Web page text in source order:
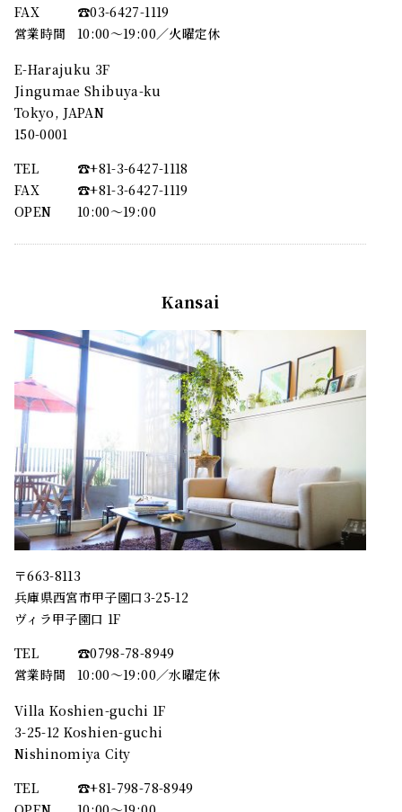
FAX
☎︎03-6427-1119
営業時間
10:00～19:00／火曜定休
E-Harajuku 3F
Jingumae Shibuya-ku
Tokyo, JAPAN
150-0001
TEL
☎︎+81-3-6427-1118
FAX
☎︎+81-3-6427-1119
OPEN
10:00〜19:00
Kansai
〒663-8113
兵庫県西宮市甲子園口3-25-12
ヴィラ甲子園口 1F
TEL
☎︎0798-78-8949
営業時間
10:00～19:00／水曜定休
Villa Koshien-guchi 1F
3-25-12 Koshien-guchi
Nishinomiya City
TEL
☎︎+81-798-78-8949